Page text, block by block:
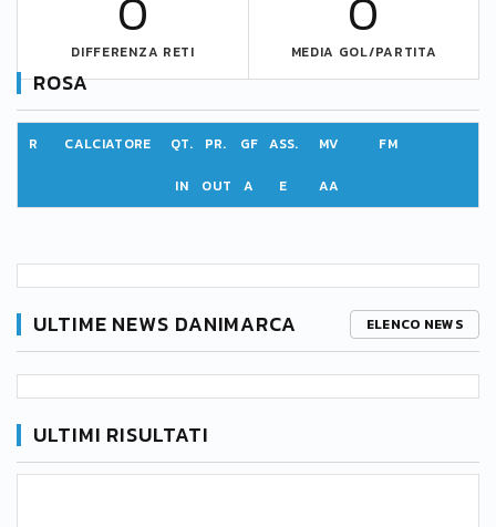
DIFFERENZA RETI MEDIA GOL/PARTITA
ROSA
R CALCIATORE QT. PR. GF ASS. MV FM
IN OUT A E AA
ULTIME NEWS DANIMARCA ELENCO NEWS
ULTIMI RISULTATI